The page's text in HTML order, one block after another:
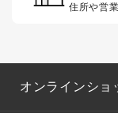
住所や営
オンラインショ